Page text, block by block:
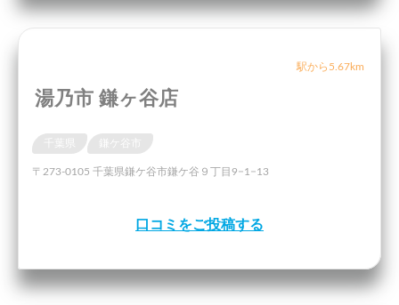
駅から5.67km
湯乃市 鎌ヶ谷店
千葉県 鎌ケ谷市
〒273-0105 千葉県鎌ケ谷市鎌ケ谷９丁目9−1−13
口コミをご投稿する